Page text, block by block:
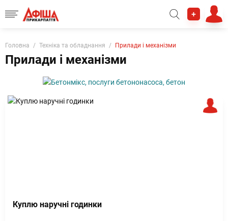
+
Головна Техніка та обладнання Прилади і механізми
Прилади і механізми
Куплю наручні годинки